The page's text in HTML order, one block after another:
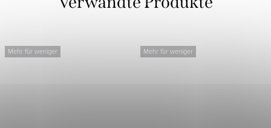
Mehr für weniger Mehr für weniger